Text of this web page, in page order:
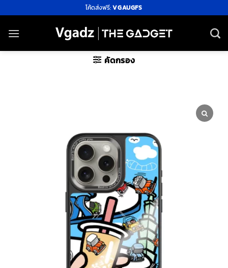
ไป
ยัง
โค้ดส่งฟรี:VGAUGFS
คัดกรอง